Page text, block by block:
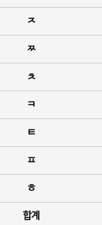
ㅈ
ㅉ
ㅊ
ㅋ
ㅌ
ㅍ
ㅎ
합계